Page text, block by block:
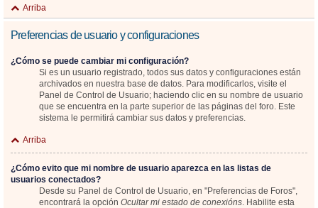
Arriba
Preferencias de usuario y configuraciones
¿Cómo se puede cambiar mi configuración?
Si es un usuario registrado, todos sus datos y configuraciones están
archivados en nuestra base de datos. Para modificarlos, visite el
Panel de Control de Usuario; haciendo clic en su nombre de usuario
que se encuentra en la parte superior de las páginas del foro. Este
sistema le permitirá cambiar sus datos y preferencias.
Arriba
¿Cómo evito que mi nombre de usuario aparezca en las listas de
usuarios conectados?
Desde su Panel de Control de Usuario, en "Preferencias de Foros",
encontrará la opción Ocultar mi estado de conexións. Habilite esta